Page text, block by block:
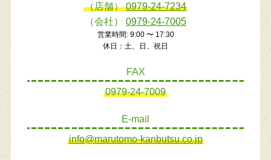
（店舗）0979-24-7234
（会社） 0979-24-7005
営業時間: 9:00 〜 17:30
休日：土、日、祝日
FAX
0979-24-7009
E-mail
info@marutomo-kanbutsu.co.jp